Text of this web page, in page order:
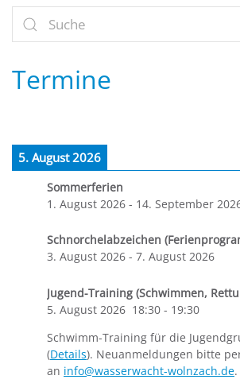
Termine
5. August 2026
Sommerferien
1. August 2026 - 14. September
Schnorchelabzeichen
3. August 2026 - 7. August 2026
Jugend-Training (Schwimmen,
5. August 2026 18:30 - 19:30
Schwimm-Training für die
(Details). Neuanmeldungen bitte
an info@wasserwacht-wolnzach.de.